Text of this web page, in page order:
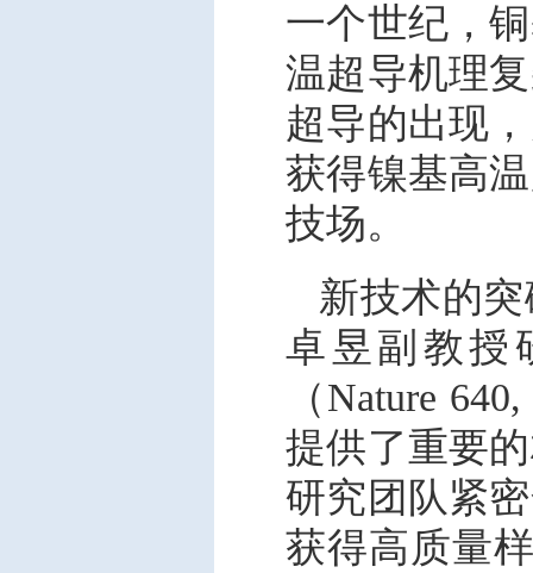
一个世纪，
温超导机理
超导的出现
获得镍基高
技场。
新技术的
卓昱副教授
（Nature
提供了重要
研究团队紧
获得高质量